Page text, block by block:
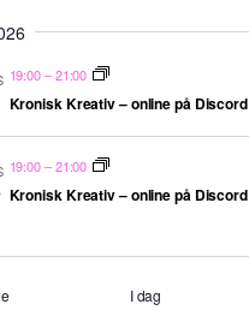
19:00–21:00
Kronisk Kreativ – online på Discord
19:00–21:00
Kronisk Kreativ – online på Discord
Begivenheder I dag